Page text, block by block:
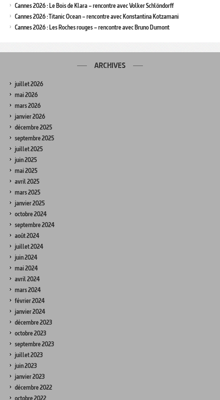
Cannes 2026 : Le Bois de Klara – rencontre avec Volker Schlöndorff
Cannes 2026 : Titanic Ocean – rencontre avec Konstantina Kotzamani
Cannes 2026 : Les Roches rouges – rencontre avec Bruno Dumont
ARCHIVES
juillet 2026
mai 2026
mars 2026
janvier 2026
décembre 2025
septembre 2025
juillet 2025
juin 2025
mai 2025
avril 2025
mars 2025
janvier 2025
octobre 2024
septembre 2024
août 2024
juillet 2024
juin 2024
mai 2024
avril 2024
mars 2024
février 2024
janvier 2024
décembre 2023
octobre 2023
septembre 2023
juillet 2023
juin 2023
janvier 2023
décembre 2022